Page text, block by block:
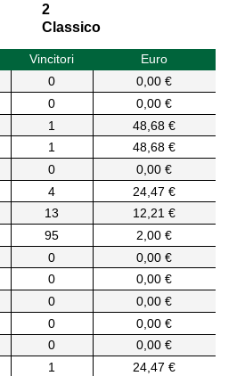
2
Classico
Vincitori
Euro
0
0,00 €
0
0,00 €
1
48,68 €
1
48,68 €
0
0,00 €
4
24,47 €
13
12,21 €
95
2,00 €
0
0,00 €
0
0,00 €
0
0,00 €
0
0,00 €
0
0,00 €
1
24,47 €